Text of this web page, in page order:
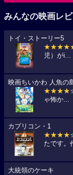
みんなの映画レ
トイ・ストーリー5
児）がi...
映画ちいかわ 人魚の
★★★★
ゃ怖か...
カプリコン・1
★★★★
たです。
大統領のケーキ